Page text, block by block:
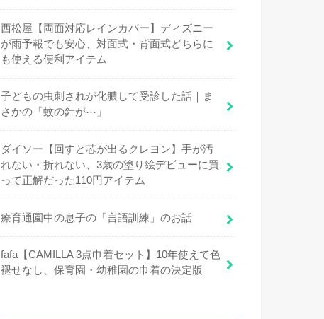
西松屋【両面対応レインカバー】ディズニー
が雨予報でも安心、対面式・背面式どちらに
も使える便利アイテム
子どもの虫刺されが化膿して受診した話｜ま
さかの「蚊の針が⋯」
ダイソー【回すと芯が出るクレヨン】手が汚
れない・折れない、3歳の塗り絵デビューに買
って正解だった110円アイテム
療育通園中の息子の「言語訓練」のお話
fafa【CAMILLA 3点巾着セット】10年使えて色
褪せなし、保育園・幼稚園の巾着の決定版